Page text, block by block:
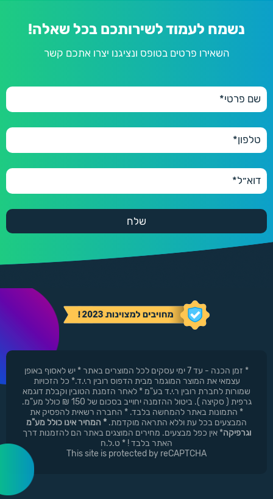
נשמח לעמוד לשירותכם בכל שאלה!
השאירו פרטים בטופס ונציגנו יצרו אתכם קשר
* זמן הכנה - עד 7 ימי עסקים לכל המוצרים באתר * יש לאסוף באופן
עצמאי את המוצר המוגמר מבית הדפוס רובין ר.י.ד.* כל הזכויות
שמורות לחברת רובין ר.י.ד בע"מ * לאחר הזמנת הטובין וקבלת דוגמא
גרפית ( סקיצה ). ביטול ההזמנה יחוייב בסכום של 150 ₪ כולל מע"מ.
* התמונות באתר להמחשה בלבד. * החברה רשאית להפסיק את
המבצעים בכל עת וללא התראה מוקדמת. * המחיר אינו כולל מע"מ
וגרפיקה* אין כפל מבצעים. מחירים המוצגים באתר הם להזמנות דרך
האתר בלבד ! * ט.ל.ח
This site is protected by reCAPTCHA